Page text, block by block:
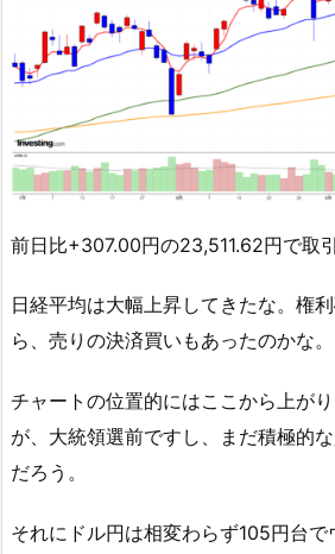
前日比+307.00円の23,511.62円で取
日経平均は大幅上昇してきたな。権
ら、売りの決済買いもあったのかな。
チャートの位置的にはここから上が
が、大統領選前ですし、まだ積極的
だろう。
それにドル円は相変わらず105円台